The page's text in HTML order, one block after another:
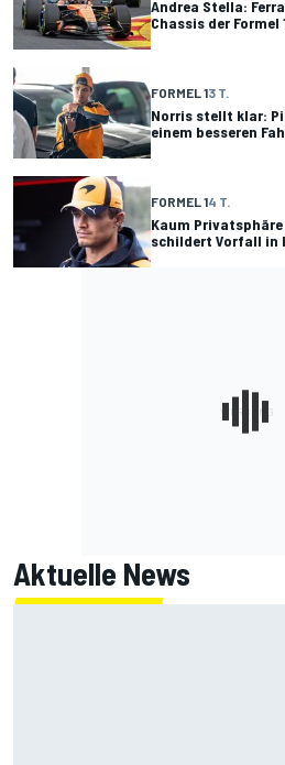
Andrea Stella:
Chassis der Formel
FORMEL 13 T.
Norris stellt klar:
einem besseren
FORMEL 14 T.
Kaum
schildert Vorfall in
Aktuelle News